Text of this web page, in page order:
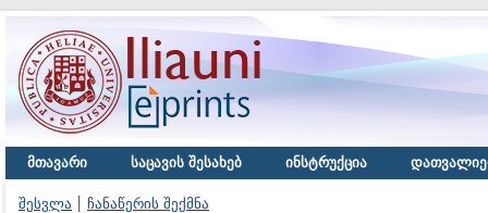
მთავარი საცავის შესახებ ინსტრუქცია
შესვლა ჩანაწერის შექმნა